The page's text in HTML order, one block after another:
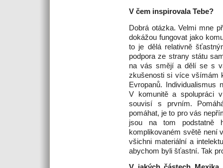
V čem inspirovala Tebe?
Dobrá otázka. Velmi mne
dokážou fungovat jako
to je dělá relativně
podpora ze strany státu
na vás smějí a dělí se s
zkušenosti si více všímám
Evropanů. Individualismus
V komunitě a spolupráci
souvisí s prvním.
pomáhat, je to pro vás
jsou na tom podstatně
komplikovaném světě není
všichni materiální a
abychom byli šťastní. Tak